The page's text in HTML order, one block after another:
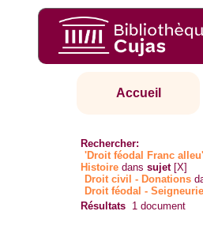
Accueil
Rechercher:
'Droit féodal Franc alleu'
Histoire danssujet [X]
Droit civil - Donations
Droit féodal -
Résultats 1 document